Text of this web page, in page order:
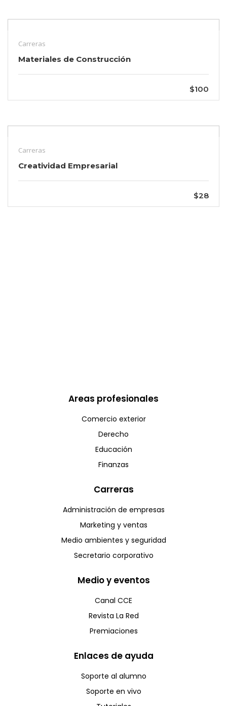
Carreras
Materiales de Construcción
$100
Carreras
Creatividad Empresarial
$28
Areas profesionales
Comercio exterior
Derecho
Educación
Finanzas
Carreras
Administración de empresas
Marketing y ventas
Medio ambientes y seguridad
Secretario corporativo
Medio y eventos
Canal CCE
Revista La Red
Premiaciones
Enlaces de ayuda
Soporte al alumno
Soporte en vivo